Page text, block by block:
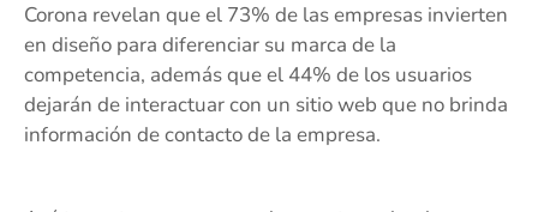
Corona revelan que el 73% de las empresas invierten
en diseño para diferenciar su marca de la
competencia, además que el 44% de los usuarios
dejarán de interactuar con un sitio web que no brinda
información de contacto de la empresa.